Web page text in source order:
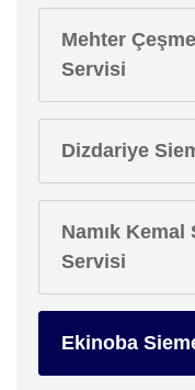
Mehter
Servisi
Dizdariye
Namık Kemal
Servisi
Ekinoba